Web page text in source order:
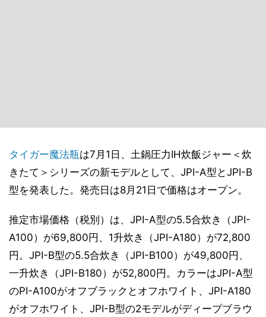
タイガー魔法瓶は7月1日、土鍋圧力IH炊飯ジャー＜炊
きたて＞シリーズの新モデルとして、JPI-A型とJPI-B
型を発表した。発売日は8月21日で価格はオープン。
推定市場価格（税別）は、JPI-A型の5.5合炊き（JPI-
A100）が69,800円、1升炊き（JPI-A180）が72,800
円。JPI-B型の5.5合炊き（JPI-B100）が49,800円、
一升炊き（JPI-B180）が52,800円。カラーはJPI-A型
のPI-A100がオフブラックとオフホワイト、JPI-A180
がオフホワイト、JPI-B型の2モデルがディープブラウ